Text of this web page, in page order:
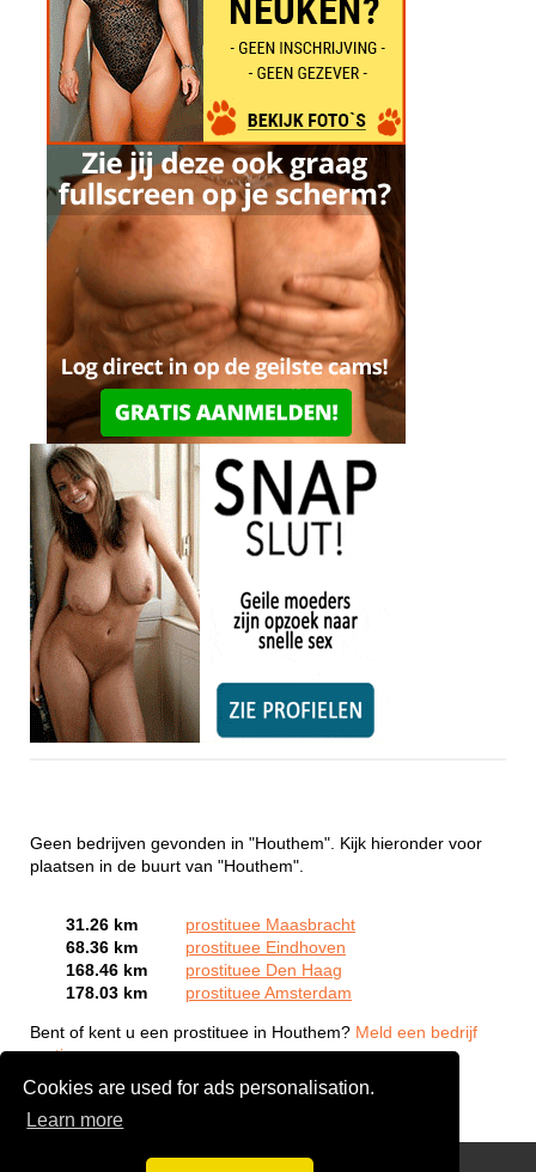
Cookies are used for ads personalisation.
Learn more
Geen bedrijven gevonden in "Houthem". Kijk hieronder voor
plaatsen in de buurt van "Houthem".
31.26 km
prostituee Maasbracht
68.36 km
prostituee Eindhoven
168.46 km
prostituee Den Haag
178.03 km
prostituee Amsterdam
Bent of kent u een prostituee in Houthem? Meld een bedrijf
gratis aan